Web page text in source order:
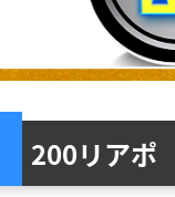
200リアポ